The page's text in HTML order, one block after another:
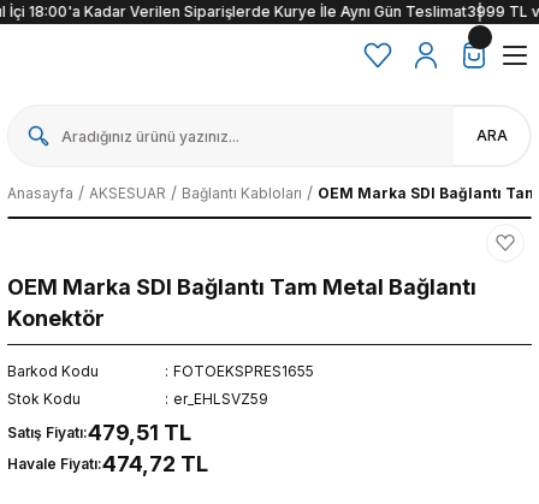
18:00'a Kadar Verilen Siparişlerde Kurye İle Aynı Gün Teslimat3999 TL ve
ARA
Anasayfa AKSESUAR Bağlantı Kabloları OEM Marka SDI Bağlantı
OEM Marka SDI Bağlantı Tam Metal Bağlantı
Konektör
Barkod Kodu
FOTOEKSPRES1655
Stok Kodu
er_EHLSVZ59
Satış Fiyatı:479,51 TL
Havale Fiyatı:474,72 TL